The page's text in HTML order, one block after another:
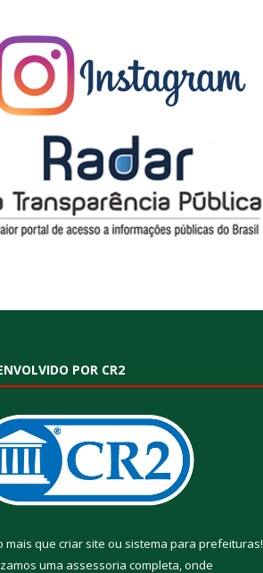
POR CR2
mais que criar site ou sistema para prefeituras!
uma assessoria completa, onde